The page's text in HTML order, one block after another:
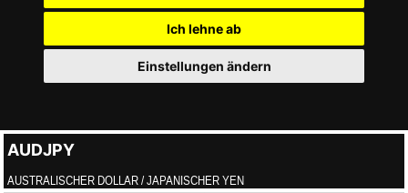
Ich lehne ab
Einstellungen ändern
AUDJPY
AUSTRALISCHER DOLLAR / JAPANISCHER YEN